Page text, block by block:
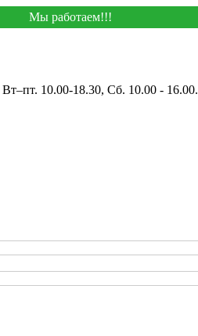
Мы работаем!!!
Вт–пт. 10.00-18.30, Сб. 10.00 - 16.00.